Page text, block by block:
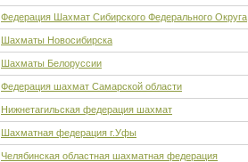
Федерация Шахмат Сибирского Федерального Округа
Шахматы Новосибирска
Шахматы Белоруссии
Федерация шахмат Самарской области
Нижнетагильская федерация шахмат
Шахматная федерация г.Уфы
Челябинская областная шахматная федерация